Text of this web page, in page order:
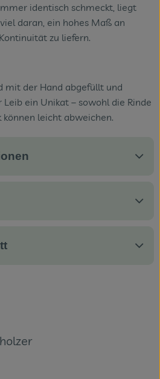
identisch schmeckt, liegt
daran, ein hohes Maß an
zu liefern.
mit der Hand abgefüllt und
ein Unikat – sowohl die Rinde
können leicht abweichen.